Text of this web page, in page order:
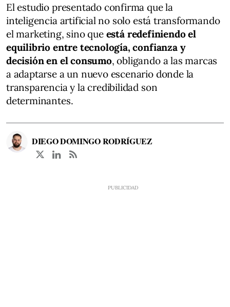
El estudio presentado confirma que la
inteligencia artificial no solo está transformando
el marketing, sino que está redefiniendo el
equilibrio entre tecnología, confianza y
decisión en el consumo, obligando a las marcas
a adaptarse a un nuevo escenario donde la
transparencia y la credibilidad son
determinantes.
DIEGO DOMINGO RODRÍGUEZ